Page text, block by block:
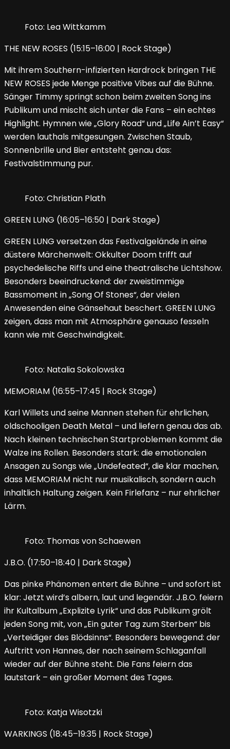
Foto: Lea Wittkamm
THE NEW ROSES (15:15–16:00 | Rock Stage)
Mit ihrem Southern-infizierten Hardrock bringen THE
NEW ROSES jede Menge positive Vibes auf die Bühne.
Sänger Timmy springt schon beim zweiten Song ins
Publikum und mischt sich unter die Fans – ein echtes
Highlight. Hymnen wie „Glory Road“ und „Life Ain’t Easy“
werden lauthals mitgesungen. Zwischen Staub,
Sonnenbrille und Bier entsteht genau das:
Festivalstimmung pur.
Foto: Christian Plath
GREEN LUNG (16:05–16:50 | Dark Stage)
GREEN LUNG versetzen das Festivalgelände in eine
düstere Märchenwelt: Okkulter Doom trifft auf
psychedelische Riffs und eine theatralische Lichtshow.
Besonders beeindruckend: der zweistimmige
Bassmoment in „Song Of Stones“, der vielen
Anwesenden eine Gänsehaut beschert. GREEN LUNG
zeigen, dass man mit Atmosphäre genauso fesseln
kann wie mit Geschwindigkeit.
Foto: Natalia Sokolowska
MEMORIAM (16:55–17:45 | Rock Stage)
Karl Willets und seine Mannen stehen für ehrlichen,
oldschooligen Death Metal – und liefern genau das ab.
Nach kleinen technischen Startproblemen kommt die
Walze ins Rollen. Besonders stark: die emotionalen
Ansagen zu Songs wie „Undefeated“, die klar machen,
dass MEMORIAM nicht nur musikalisch, sondern auch
inhaltlich Haltung zeigen. Kein Firlefanz – nur ehrlicher
Lärm.
Foto: Thomas von Schaewen
J.B.O. (17:50–18:40 | Dark Stage)
Das pinke Phänomen entert die Bühne – und sofort ist
klar: Jetzt wird’s albern, laut und legendär. J.B.O. feiern
ihr Kultalbum „Explizite Lyrik“ und das Publikum grölt
jeden Song mit, von „Ein guter Tag zum Sterben“ bis
„Verteidiger des Blödsinns“. Besonders bewegend: der
Auftritt von Hannes, der nach seinem Schlaganfall
wieder auf der Bühne steht. Die Fans feiern das
lautstark – ein großer Moment des Tages.
Foto: Katja Wisotzki
WARKINGS (18:45–19:35 | Rock Stage)